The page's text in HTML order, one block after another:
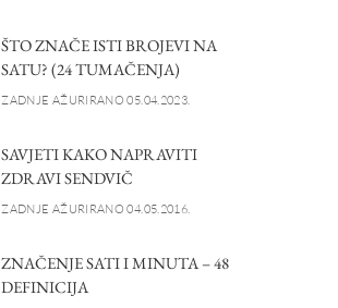
ŠTO ZNAČE ISTI BROJEVI NA
SATU? (24 TUMAČENJA)
ZADNJE AŽURIRANO 05.04.2023.
SAVJETI KAKO NAPRAVITI
ZDRAVI SENDVIČ
ZADNJE AŽURIRANO 04.05.2016.
ZNAČENJE SATI I MINUTA – 48
DEFINICIJA